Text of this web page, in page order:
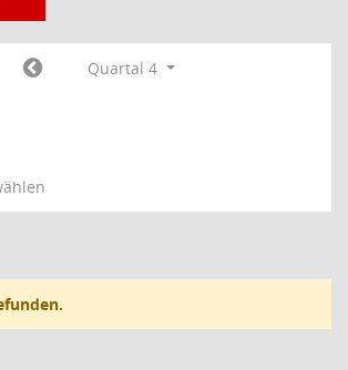
Quartal 4